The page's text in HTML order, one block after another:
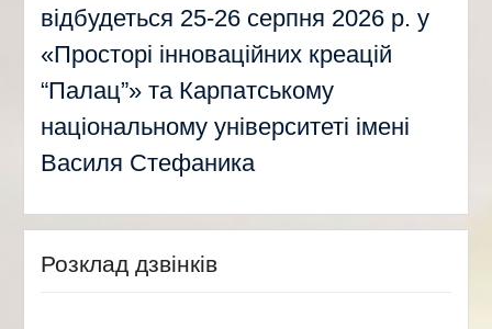
відбудеться 25-26 серпня 2026 р. у
«Просторі інноваційних креацій
“Палац”» та Карпатському
національному університеті імені
Василя Стефаника
Розклад дзвінків